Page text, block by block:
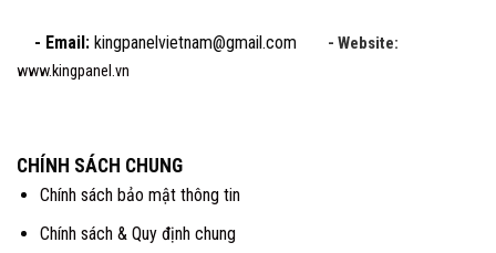
- Email: kingpanelvietnam@gmail.com - Website:
www.kingpanel.vn
CHÍNH SÁCH CHUNG
Chính sách bảo mật thông tin
Chính sách & Quy định chung